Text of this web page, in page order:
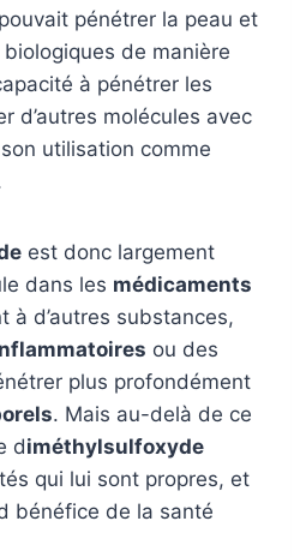
pouvait pénétrer la peau et
biologiques de manière
à pénétrer les
d’autres molécules avec
utilisation comme
est donc largement
dans les médicaments
à d’autres substances,
ou des
plus profondément
. Mais au-delà de ce
diméthylsulfoxyde
qui lui sont propres, et
bénéfice de la santé